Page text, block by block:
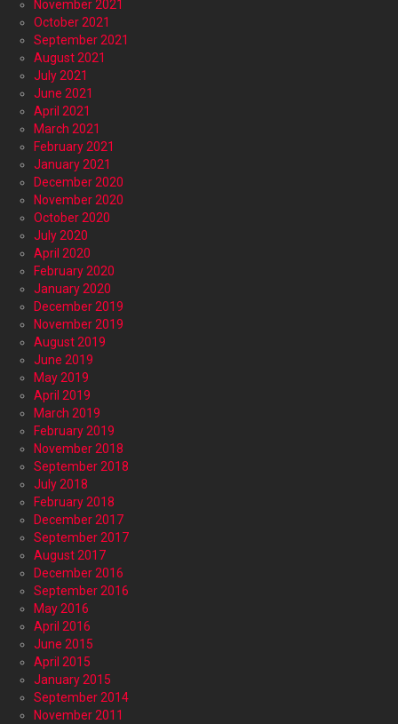
November 2021
October 2021
September 2021
August 2021
July 2021
June 2021
April 2021
March 2021
February 2021
January 2021
December 2020
November 2020
October 2020
July 2020
April 2020
February 2020
January 2020
December 2019
November 2019
August 2019
June 2019
May 2019
April 2019
March 2019
February 2019
November 2018
September 2018
July 2018
February 2018
December 2017
September 2017
August 2017
December 2016
September 2016
May 2016
April 2016
June 2015
April 2015
January 2015
September 2014
November 2011